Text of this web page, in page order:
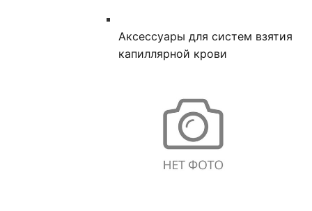
Аксессуары для систем взятия
капиллярной крови